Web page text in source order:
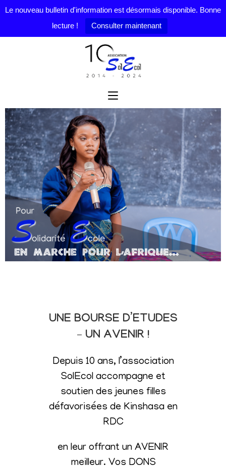
Le nouveau bulletin d'information est désormais disponible. Bonne
lecture !
Consulter maintenant
UNE BOURSE D’ETUDES
– UN AVENIR !
Depuis 10 ans, l’association
SolEcol accompagne et
soutien des jeunes filles
défavorisées de Kinshasa en
RDC
en leur offrant un AVENIR
meilleur. Vos DONS